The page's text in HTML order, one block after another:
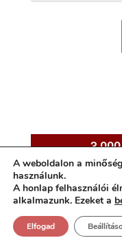
3.000
ÍRÁS
BLOGON
A weboldalon a
használunk.
A honlap felhasználói
alkalmazunk. Ezeket a
Elfogad